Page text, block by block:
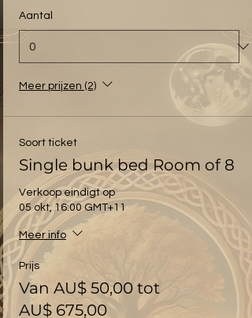
Aantal
Meer prijzen (2)
Soort ticket
Single bunk bed Room of 8
Verkoop eindigt op
05 okt, 16:00 GMT+11
Meer info
Prijs
Van AU$ 50,00 tot
AU$ 675,00